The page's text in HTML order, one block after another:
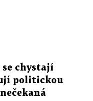
se chystají
politickou